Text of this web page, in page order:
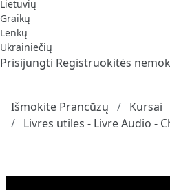
Lietuvių
Graikų
Lenkų
Ukrainiečių
Prisijungti Registruokitės
Išmokite Prancūzų
Kursai
Livres utiles - Livre Audio -